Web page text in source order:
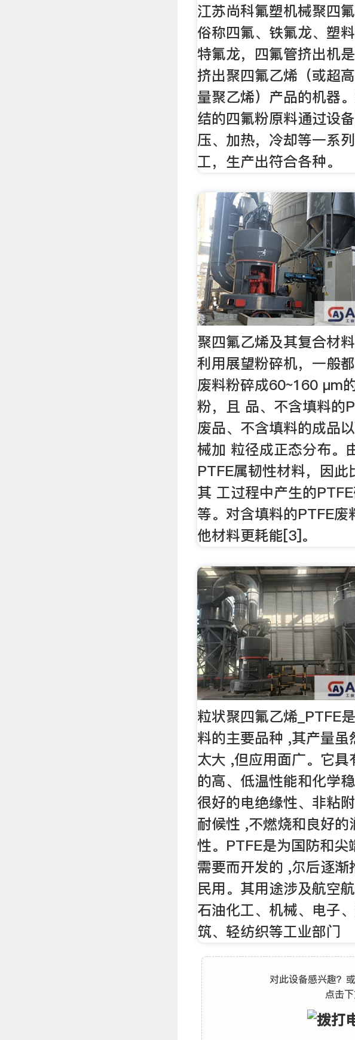
江苏尚科氟塑机械聚四
俗称四氟、铁氟龙、塑料
特氟龙，四氟管挤出机
挤出聚四氟乙烯（或超
量聚乙烯）产品的机器
结的四氟粉原料通过设
压、加热，冷却等一系
工，生产出符合各种。
聚四氟乙烯及其复合材
利用展望粉碎机，一般
废料粉碎成60~160 μm
粉，且 品、不含填料的
废品、不含填料的成品
械加 粒径成正态分布。
PTFE属韧性材料，因此
其 工过程中产生的
等。对含填料的PTFE废
他材料更耗能[3]。
粒状聚四氟乙烯_PTFE
料的主要品种 ,其产量虽
太大 ,但应用面广。它具
的高、低温性能和化学
很好的电绝缘性、非粘附
耐候性 ,不燃烧和良好的
性。PTFE是为国防和尖
需要而开发的 ,尔后逐渐
民用。其用途涉及航空航
石油化工、机械、电子
筑、轻纺织等工业部门
对此设备感兴趣？
点击